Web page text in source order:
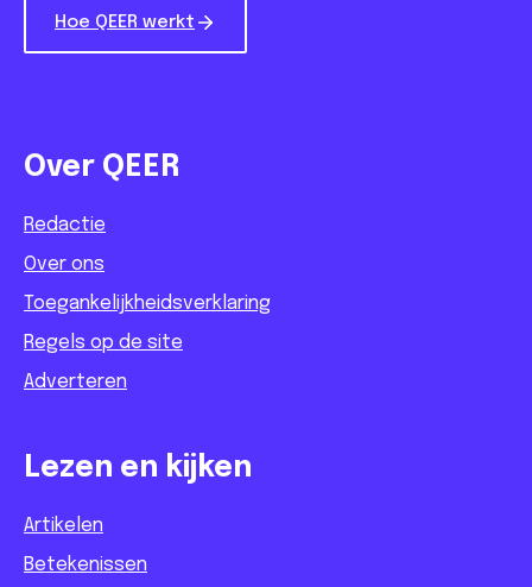
Hoe QEER werkt
Over QEER
Redactie
Over ons
Toegankelijkheidsverklaring
Regels op de site
Adverteren
Lezen en kijken
Artikelen
Betekenissen